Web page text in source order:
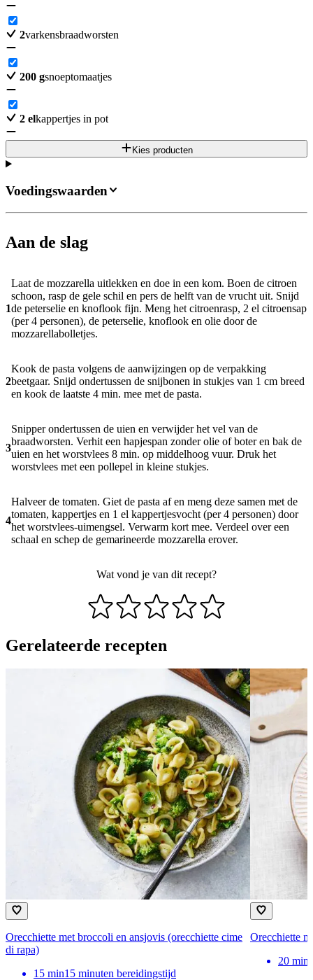
2varkensbraadworsten
200 gsnoeptomaatjes
2 elkappertjes in pot
Kies producten
Aan de slag
1
Laat de mozzarella uitlekken en doe in een kom. Boen de citroen
schoon, rasp de gele schil en pers de helft van de vrucht uit. Snijd
de peterselie en knoflook fijn. Meng het citroenrasp, 2 el citroensap
(per 4 personen), de peterselie, knoflook en olie door de
mozzarellabolletjes.
2
Kook de pasta volgens de aanwijzingen op de verpakking
beetgaar. Snijd ondertussen de snijbonen in stukjes van 1 cm breed
en kook de laatste 4 min. mee met de pasta.
3
Snipper ondertussen de uien en verwijder het vel van de
braadworsten. Verhit een hapjespan zonder olie of boter en bak de
uien en het worstvlees 8 min. op middelhoog vuur. Druk het
worstvlees met een pollepel in kleine stukjes.
4
Halveer de tomaten. Giet de pasta af en meng deze samen met de
tomaten, kappertjes en 1 el kappertjesvocht (per 4 personen) door
het worstvlees-uimengsel. Verwarm kort mee. Verdeel over een
schaal en schep de gemarineerde mozzarella erover.
Wat vond je van dit recept?
Voedingswaarden
Gerelateerde recepten
Orecchiette met broccoli en ansjovis (orecchiette cime
di rapa)
15 min15 minuten bereidingstijd
Orecchiette
20 min